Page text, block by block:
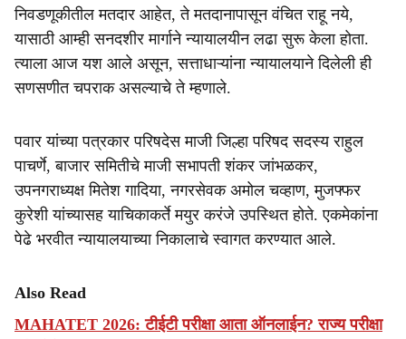
निवडणूकीतील मतदार आहेत, ते मतदानापासून वंचित राहू नये,
यासाठी आम्ही सनदशीर मार्गाने न्यायालयीन लढा सुरू केला होता.
त्याला आज यश आले असून, सत्ताधाऱ्यांना न्यायालयाने दिलेली ही
सणसणीत चपराक असल्याचे ते म्हणाले.
पवार यांच्या पत्रकार परिषदेस माजी जिल्हा परिषद सदस्य राहुल
पाचर्णे, बाजार समितीचे माजी सभापती शंकर जांभळकर,
उपनगराध्यक्ष मितेश गादिया, नगरसेवक अमोल चव्हाण, मुजफ्फर
कुरेशी यांच्यासह याचिकाकर्ते मयुर करंजे उपस्थित होते. एकमेकांना
पेढे भरवीत न्यायालयाच्या निकालाचे स्वागत करण्यात आले.
Also Read
MAHATET 2026: टीईटी परीक्षा आता ऑनलाईन? राज्य परीक्षा